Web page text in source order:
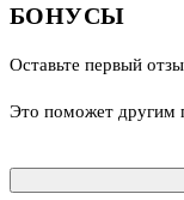
БОНУСЫ
Оставьте первый
Это поможет другим